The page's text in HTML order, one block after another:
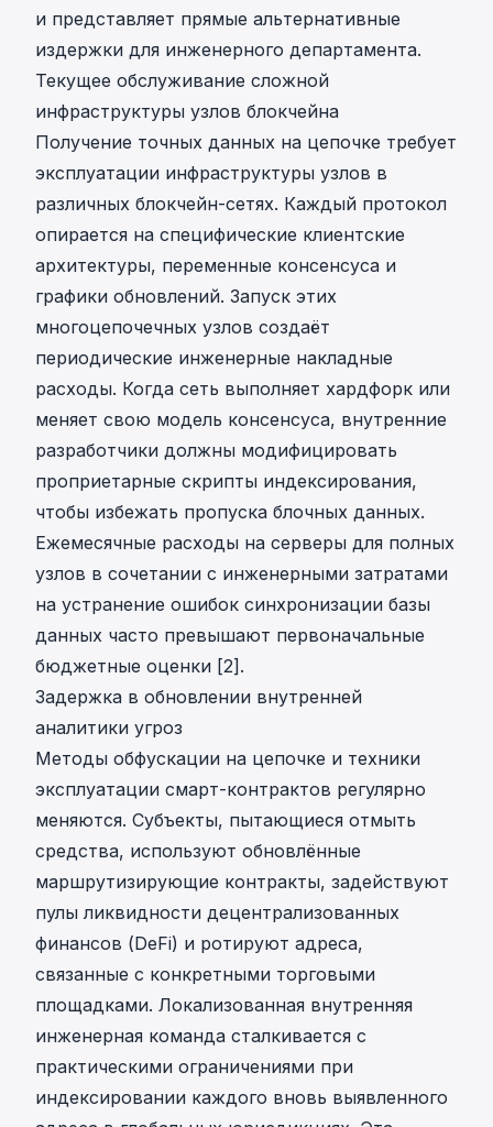
и представляет прямые альтернативные
издержки для инженерного департамента.
Текущее обслуживание сложной
инфраструктуры узлов блокчейна
Получение точных данных на цепочке требует
эксплуатации инфраструктуры узлов в
различных блокчейн-сетях. Каждый протокол
опирается на специфические клиентские
архитектуры, переменные консенсуса и
графики обновлений. Запуск этих
многоцепочечных узлов создаёт
периодические инженерные накладные
расходы. Когда сеть выполняет хардфорк или
меняет свою модель консенсуса, внутренние
разработчики должны модифицировать
проприетарные скрипты индексирования,
чтобы избежать пропуска блочных данных.
Ежемесячные расходы на серверы для полных
узлов в сочетании с инженерными затратами
на устранение ошибок синхронизации базы
данных часто превышают первоначальные
бюджетные оценки [2].
Задержка в обновлении внутренней
аналитики угроз
Методы обфускации на цепочке и техники
эксплуатации смарт-контрактов регулярно
меняются. Субъекты, пытающиеся отмыть
средства, используют обновлённые
маршрутизирующие контракты, задействуют
пулы ликвидности децентрализованных
финансов (DeFi) и ротируют адреса,
связанные с конкретными торговыми
площадками. Локализованная внутренняя
инженерная команда сталкивается с
практическими ограничениями при
индексировании каждого вновь выявленного